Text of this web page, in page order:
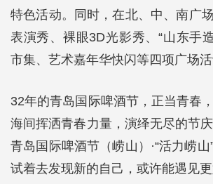
特色活动。同时，在北、中、南广
表演秀、裸眼3D光影秀、“山东手
市集、艺术嘉年华快闪等四项广场活
32年的青岛国际啤酒节，正当青春
海间挥洒青春力量，演绎无尽的节
青岛国际啤酒节（崂山）·“活力崂
试着去发现新的自己，或许能遇见更